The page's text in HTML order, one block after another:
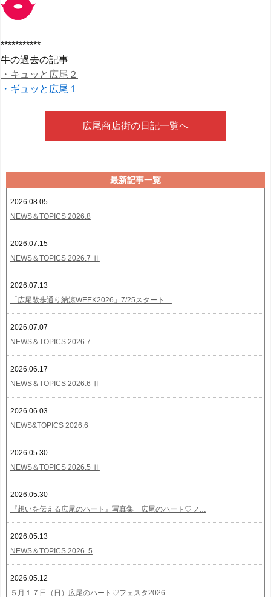
***********
牛の過去の記事
・キュッと広尾２
・ギュッと広尾１
広尾商店街の日記一覧へ
最新記事一覧
2026.08.05
NEWS＆TOPICS 2026.8
2026.07.15
NEWS＆TOPICS 2026.7 Ⅱ
2026.07.13
「広尾散歩通り納涼WEEK2026」7/25スタート…
2026.07.07
NEWS＆TOPICS 2026.7
2026.06.17
NEWS＆TOPICS 2026.6 Ⅱ
2026.06.03
NEWS&TOPICS 2026.6
2026.05.30
NEWS＆TOPICS 2026.5 Ⅱ
2026.05.30
『想いを伝える広尾のハート』写真集 広尾のハート♡フ…
2026.05.13
NEWS＆TOPICS 2026. 5
2026.05.12
５月１７日（日）広尾のハート♡フェスタ2026